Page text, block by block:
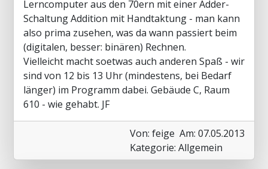
Lerncomputer aus den 70ern mit einer Adder-
Schaltung Addition mit Handtaktung - man kann
also prima zusehen, was da wann passiert beim
(digitalen, besser: binären) Rechnen.
Vielleicht macht soetwas auch anderen Spaß - wir
sind von 12 bis 13 Uhr (mindestens, bei Bedarf
länger) im Programm dabei. Gebäude C, Raum
610 - wie gehabt. JF
Von: feige Am: 07.05.2013
Kategorie: Allgemein